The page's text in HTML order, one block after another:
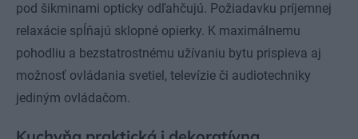
pod šikminami opticky odľahčujú. Požiadavku príjemnej
relaxácie spĺňajú sklopné opierky. K maximálnemu
pohodliu a bezstatrostnému užívaniu bytu prispieva aj
možnosť ovládania svetiel, televízie či audiotechniky
jediným ovládačom.